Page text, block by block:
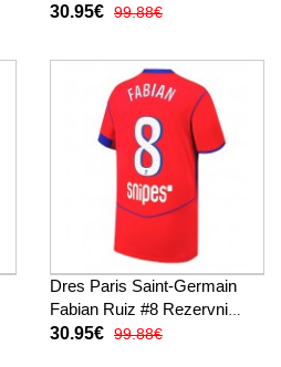
26 Kratak Rukav
30.95€ 99.88€
Dres Paris Saint-Germain
Fabian Ruiz #8 Rezervni
2025-26 Kratak Rukav
30.95€ 99.88€